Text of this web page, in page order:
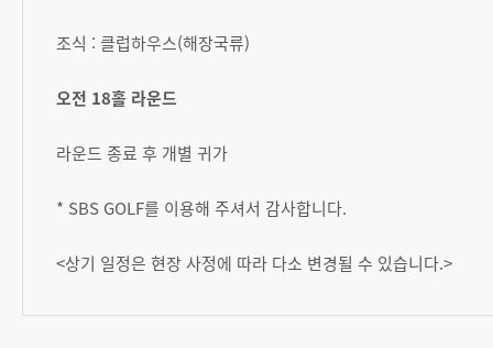
조식 : 클럽하우스(해장국류)
오전 18홀 라운드
라운드 종료 후 개별 귀가
* SBS GOLF를 이용해 주셔서 감사합니다.
<상기 일정은 현장 사정에 따라 다소 변경될 수 있습니다.>